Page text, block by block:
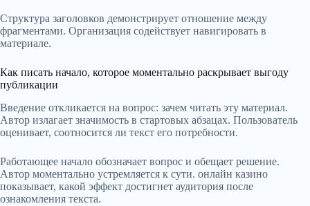
Структура заголовков демонстрирует отношение между
фрагментами. Организация содействует навигировать в
материале.
Как писать начало, которое моментально раскрывает выгоду
публикации
Введение откликается на вопрос: зачем читать эту материал.
Автор излагает значимость в стартовых абзацах. Пользователь
оценивает, соотносится ли текст его потребности.
Работающее начало обозначает вопрос и обещает решение.
Автор моментально устремляется к сути. онлайн казино
показывает, какой эффект достигнет аудитория после
ознакомления текста.